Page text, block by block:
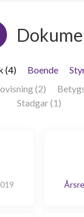
(4) Boende
(2)
Stadgar (1)